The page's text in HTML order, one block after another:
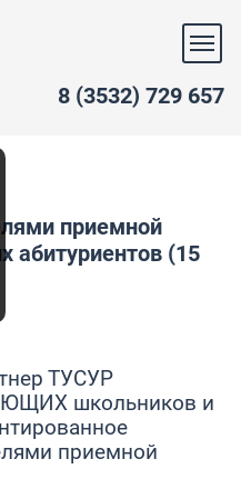
8 (3532) 729 657
приемной
абитуриентов (15
ТУСУР
школьников и
приемной